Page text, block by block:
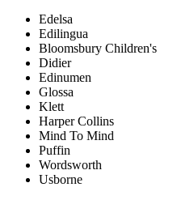
Edelsa
Edilingua
Bloomsbury Children's
Didier
Edinumen
Glossa
Klett
Harper Collins
Mind To Mind
Puffin
Wordsworth
Usborne